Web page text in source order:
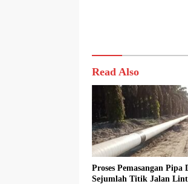
Read Also
Proses Pemasangan Pipa
Sejumlah Titik Jalan